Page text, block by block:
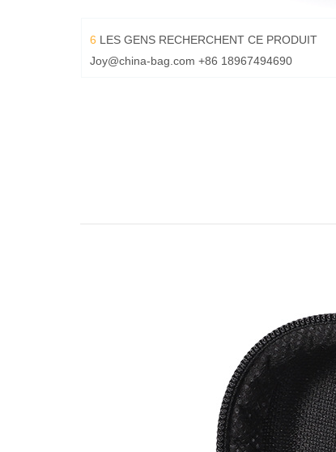
6 LES GENS RECHERCHENT CE PRODUIT
Joy@china-bag.com +86 18967494690